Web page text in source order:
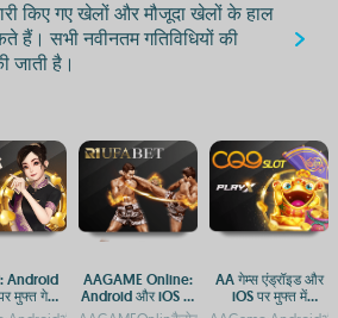
किए गए खेलों और मौजूदा खेलों के हाल
सभी नवीनतम गतिविधियों की
जाती है।
Android
मुफ्त गेमिंग
आनंद
AAGAME Online:
Android और iOS पर
सर्वश्रेष्ठ गेमिंग अनुभव
AA गेम्स एंड्रॉइड और
iOS पर मुफ्त में
डाउनलोड करें